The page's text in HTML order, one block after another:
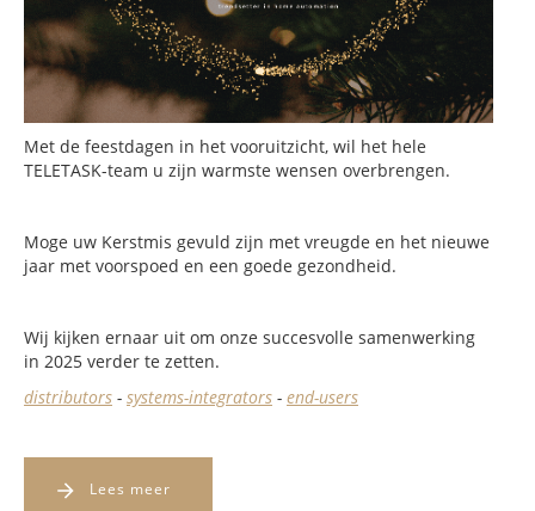
Met de feestdagen in het vooruitzicht, wil het hele
TELETASK-team u zijn warmste wensen overbrengen.
Moge uw Kerstmis gevuld zijn met vreugde en het nieuwe
jaar met voorspoed en een goede gezondheid.
Wij kijken ernaar uit om onze succesvolle samenwerking
in 2025 verder te zetten.
distributors - systems-integrators - end-users
Lees meer